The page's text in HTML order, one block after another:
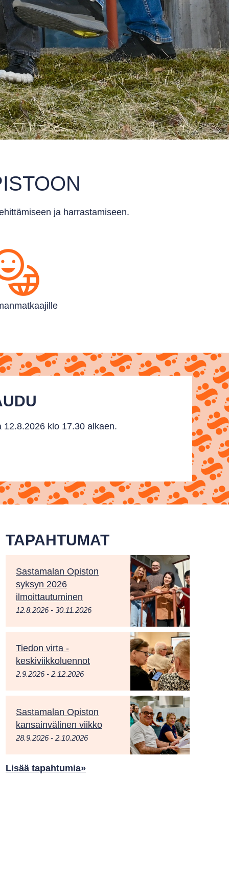
ja harrastamiseen.
klo 17.30 alkaen.
TAPAHTUMAT
Sastamalan Opiston
syksyn 2026
ilmoittautuminen
12.8.2026 - 30.11.2026
Tiedon virta -
keskiviikkoluennot
2.9.2026 - 2.12.2026
Sastamalan Opiston
kansainvälinen viikko
28.9.2026 - 2.10.2026
Lisää tapahtumia»